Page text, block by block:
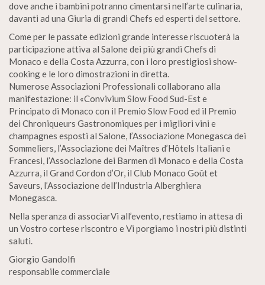
dove anche i bambini potranno cimentarsi nell’arte culinaria,
davanti ad una Giuria di grandi Chefs ed esperti del settore.
Come per le passate edizioni grande interesse riscuoterà la
participazione attiva al Salone dei più grandi Chefs di
Monaco e della Costa Azzurra, con i loro prestigiosi show-
cooking e le loro dimostrazioni in diretta.
Numerose Associazioni Professionali collaborano alla
manifestazione: il «Convivium Slow Food Sud-Est e
Principato di Monaco con il Premio Slow Food ed il Premio
dei Chroniqueurs Gastronomiques per i migliori vini e
champagnes esposti al Salone, l’Associazione Monegasca dei
Sommeliers, l’Associazione dei Maîtres d’Hôtels Italiani e
Francesi, l’Associazione dei Barmen di Monaco e della Costa
Azzurra, il Grand Cordon d’Or, il Club Monaco Goût et
Saveurs, l’Associazione dell’Industria Alberghiera
Monegasca.
Nella speranza di associarVi all’evento, restiamo in attesa di
un Vostro cortese riscontro e Vi porgiamo i nostri più distinti
saluti.
Giorgio Gandolfi
responsabile commerciale